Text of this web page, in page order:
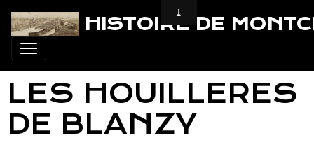
HISTOIRE DE
LES HOUILLERES
DE BLANZY